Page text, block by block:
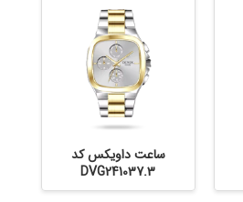
ساعت داویکس کد
DVG241037.3